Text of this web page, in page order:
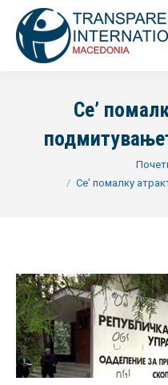
Се’
Се’ помалку